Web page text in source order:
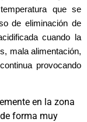
que se
de eliminación de
cuando la
mala alimentación,
provocando
en la zona
forma muy